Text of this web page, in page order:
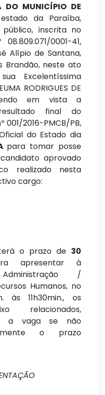
DO MUNICÍPIO DE
da Paraíba,
inscrita no
0001-41,
Alípio de Santana,
Brandão, neste ato
Excelentíssima
RODRIGUES DE
tendo em vista a
final do
001/2016-PMCB/PB,
do Estado dia
para tomar posse
aprovado
realizado nesta
cargo:
o prazo de 30
apresentar à
/
Humanos, no
às 11h30min., os
relacionados,
a vaga se não
o prazo